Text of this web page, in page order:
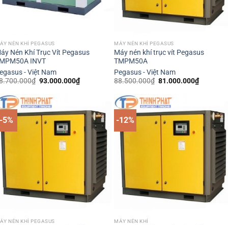
NÉN KHÍ PEGASUS
Nén Khí Trục Vít Pegasus
INVT
- Việt Nam
₫ Giá
98.700.000₫.
93.000.000₫Giá
hiện
93.000.000₫.
MÁY NÉN KHÍ PEGASUS
Máy nén khí trục vít Pegasus
TMPM50A
Pegasus - Việt Nam
88.500.000₫ Giá
88.500.000₫.
81.000.000₫Giá
hiện
5%
NÉN KHÍ PEGASUS
-12%
MÁY NÉN KHÍ